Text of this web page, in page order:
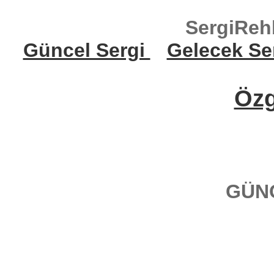
Güncel Sergi
Gelecek